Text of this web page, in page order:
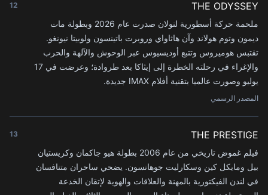
12 THE ODYSSEY
ملحمة حركة أسطورية لنولان صدرت عام 2026 وبطولة مات
ديمون وتوم هولاند وآن هاثاواي وروبرت باتينسون ولوبيتا نيونغو.
تقتبس هوميروس وتتبع أوديسيوس عبر الوحوش والآلهة والحرب
والإغراء في رحلته الخطرة إلى إيثاكا بعد طروادة؛ وعرضت في 17
يوليو وصورت عالميا بتقنية أفلام IMAX جديدة.
المصدر الرسمي
13 THE PRESTIGE
فيلم غموض تاريخي من عام 2006 بطولة هيو جاكمان وكريستيان
بيل ومايكل كين وسكارليت جوهانسون. يضحي ساحران متنافسان
في لندن الفيكتورية بالمهنة والعلاقات والهوية لإتقان الخدعة